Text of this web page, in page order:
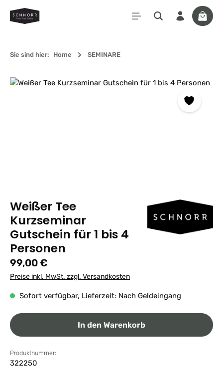
Zum Hauptinhalt springen
Sie sind hier: Home SEMINARE
Bildergalerie überspringen
Weißer Tee
Kurzseminar
Gutschein für 1 bis 4
Personen
Regulärer Preis:
99,00 €
Preise inkl. MwSt. zzgl. Versandkosten
Sofort verfügbar, Lieferzeit: Nach Geldeingang
In den Warenkorb
Produktnummer:
322250